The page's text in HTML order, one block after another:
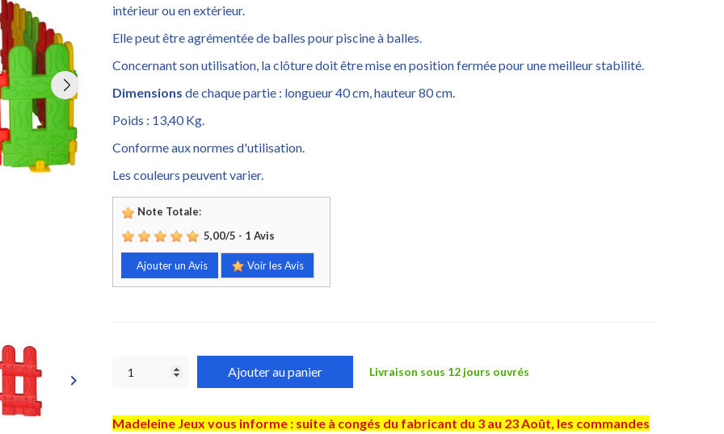
keyboard_arrow_right
intérieur ou en extérieur.
Elle peut être agrémentée de balles pour piscine à balles.
Concernant son utilisation, la clôture doit être mise en position fermée pour une meilleur stabilité.
Dimensions de chaque partie : longueur 40 cm, hauteur 80 cm.
Poids : 13,40 Kg.
Conforme aux normes d'utilisation.
Les couleurs peuvent varier.
Note Totale:
5,00/5 - 1 Avis
Ajouter un Avis Voir les Avis
Ajouter au panier Livraison sous 12 jours ouvrés
Madeleine Jeux vous informe : suite à congés du fabricant du 3 au 23 Août, les commandes